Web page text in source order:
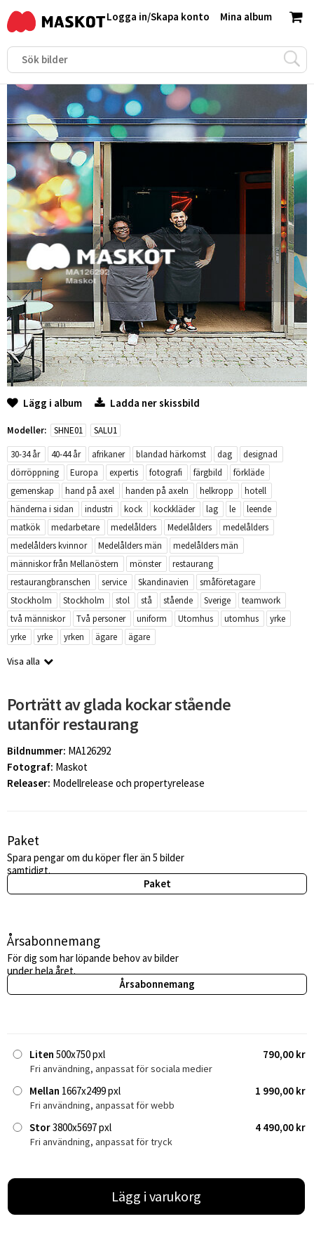
Mina album
Logga in/Skapa konto
Lägg i album Ladda ner skissbild
Modeller: SHNE01
SALU1
30-34 år
40-44 år afrikaner blandad härkomst dag
designad
dörröppning
Europa expertis fotografi färgbild
förkläde
gemenskap
hand på axel handen på axeln helkropp
hotell
händerna i sidan
industri kock kockkläder lag le
leende
matkök
medarbetare medelålders Medelålders
medelålders
medelålders kvinnor
Medelålders män
medelålders män
människor från Mellanöstern
mönster
restaurang
restaurangbranschen
service Skandinavien
småföretagare
Stockholm
Stockholm stol stå stående Sverige
teamwork
två människor
Två personer uniform Utomhus utomhus
yrke
yrke
yrke yrken ägare ägare
Visa alla
Porträtt av glada kockar stående
utanför restaurang
Bildnummer: MA126292
Fotograf: Maskot
Releaser: Modellrelease och propertyrelease
Paket
Spara pengar om du köper fler än 5 bilder
samtidigt.
Paket
Årsabonnemang
För dig som har löpande behov av bilder
under hela året.
Årsabonnemang
Liten 500x750 pxl 790,00 kr
Fri användning, anpassat för sociala medier
Mellan 1667x2499 pxl 1 990,00 kr
Fri användning, anpassat för webb
Stor3800x5697 pxl 4 490,00 kr
Fri användning, anpassat för tryck
Lägg i varukorg